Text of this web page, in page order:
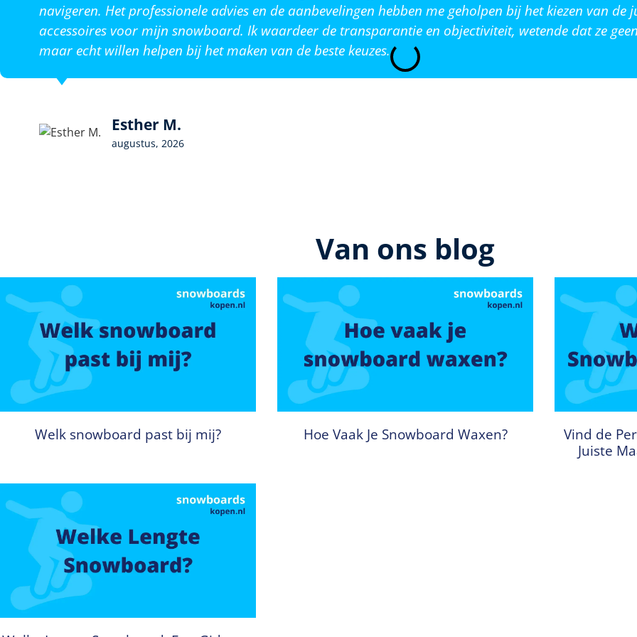
navigeren. Het professionele advies en de aanbevelingen hebben me geholpen bij het kiezen van de
accessoires voor mijn snowboard. Ik waardeer de transparantie en objectiviteit, wetende dat ze
maar echt willen helpen bij het maken van de beste keuzes.
Esther M.
augustus, 2026
Van ons blog
Welk snowboard past bij mij? Hoe Vaak Je Snowboard Waxen?
Vind de
Juiste